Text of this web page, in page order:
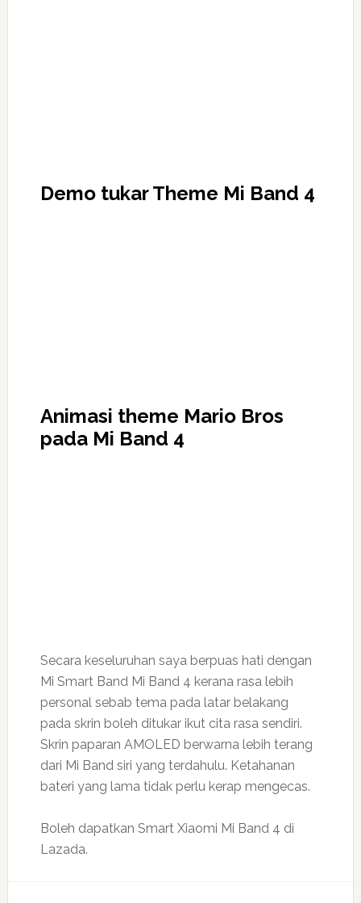
Demo tukar Theme Mi Band 4
Animasi theme Mario Bros
pada Mi Band 4
Secara keseluruhan saya berpuas hati dengan
Mi Smart Band Mi Band 4 kerana rasa lebih
personal sebab tema pada latar belakang
pada skrin boleh ditukar ikut cita rasa sendiri.
Skrin paparan AMOLED berwarna lebih terang
dari Mi Band siri yang terdahulu. Ketahanan
bateri yang lama tidak perlu kerap mengecas.
Boleh dapatkan Smart Xiaomi Mi Band 4 di
Lazada.